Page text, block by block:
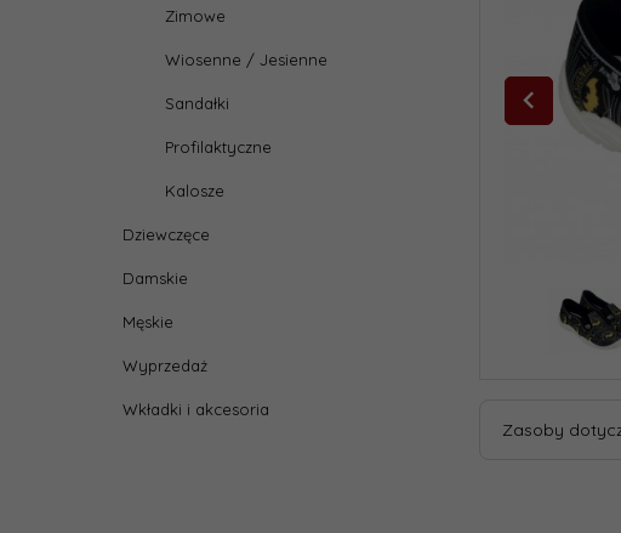
Zimowe
Wiosenne / Jesienne
Sandałki
Profilaktyczne
Kalosze
Dziewczęce
Damskie
Męskie
Wyprzedaż
Wkładki i akcesoria
Zasoby